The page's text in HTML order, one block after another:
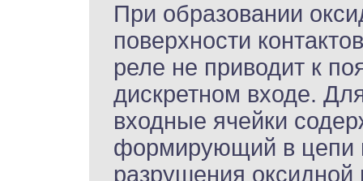
При образовании
поверхности
реле не приводит к
дискретном входе.
входные ячейки
формирующий в цепи
разрушения оксидной